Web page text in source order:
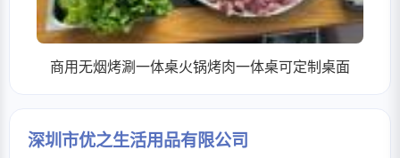
商用无烟烤涮一体桌火锅烤肉一体桌可定制桌面
深圳市优之生活用品有限公司